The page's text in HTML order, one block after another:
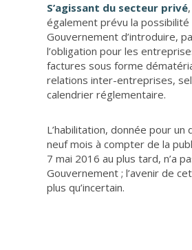
S’agissant du secteur privé
également prévu la possibilité
Gouvernement d’introduire,
l’obligation pour les
factures sous forme
relations inter-entreprises,
calendrier réglementaire.
L’habilitation, donnée pour un
neuf mois à compter de la
7 mai 2016 au plus tard, n’a
Gouvernement ; l’avenir de
plus qu’incertain.